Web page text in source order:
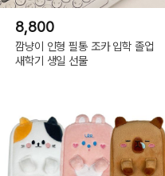
8,800
깜냥이 인형 필통 조카 입학 졸업
새학기 생일 선물